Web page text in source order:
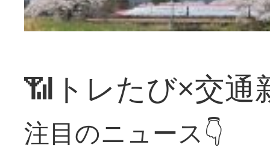
📶トレたび×交通
注目のニュース👇